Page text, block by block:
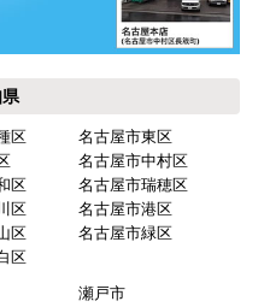
証明もきちんと対応し
たら、一番の候補先
きましたか？
区
名古屋市東区
名古屋市中村区
区
名古屋市瑞穂区
区
名古屋市港区
区
名古屋市緑区
区
瀬戸市